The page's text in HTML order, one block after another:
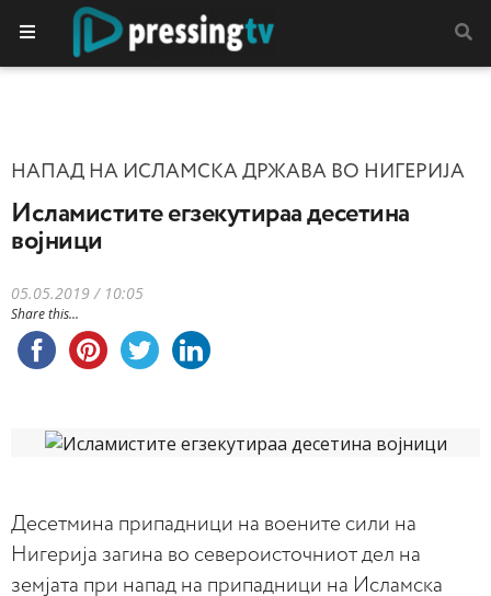
НАПАД НА ИСЛАМСКА ДРЖАВА ВО НИГЕРИЈА
Исламистите егзекутираа десетина
војници
05.05.2019 / 10:05
Share this...
Десетмина припадници на воените сили на
Нигерија загина во североисточниот дел на
земјата при напад на припадници на Исламска